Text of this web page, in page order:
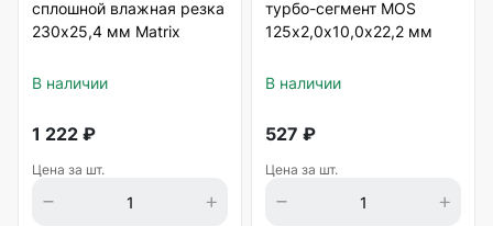
сплошной влажная резка
230х25,4 мм Matrix
В наличии
1 222 ₽
Цена за шт.
турбо-сегмент MOS
125х2,0х10,0х22,2 мм
В наличии
527 ₽
Цена за шт.